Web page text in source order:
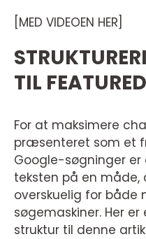
[MED VIDEOEN HER]
TIL
For at maksimere
præsenteret som et
Google-søgninger
teksten på en
overskuelig for både
søgemaskiner. Her
struktur til denne